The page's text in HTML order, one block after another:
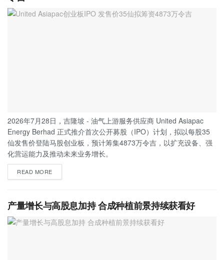
2026年7月28日，吉隆坡 - 油气上游服务供应商 United Asiapac
Energy Berhad 正式推介首次公开募股（IPO）计划，拟以每股35
仙发售价登陆马股创业板，预计筹集4873万令吉，以扩充设备、强
化营运能力及推动未来业务增长。
READ MORE
产量增长与高股息加持 合成种植前景持续获看好